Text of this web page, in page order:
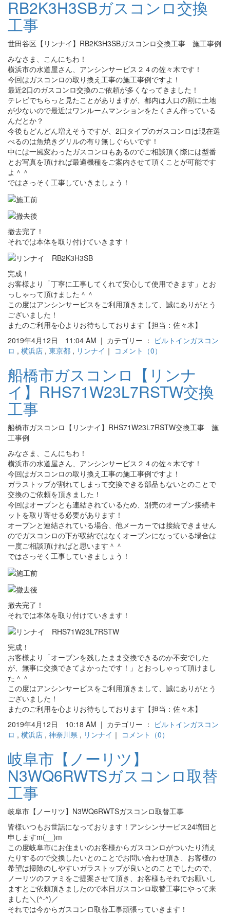
RB2K3H3SBガスコンロ交換
工事
世田谷区【リンナイ】RB2K3H3SBガスコンロ交換工事 施工事例
みなさま、こんにちわ！
横浜市の水道屋さん、アンシンサービス２４の佐々木です！
今回はガスコンロの取り換え工事の施工事例ですよ！
最近2口のガスコンロ交換のご依頼が多くなってきました！
テレビでちらっと見たことがありますが、都内は人口の割に土地
が少ないので最近はワンルームマンションをたくさん作っている
んだとか？
今後もどんどん増えそうですが、2口タイプのガスコンロは現在選
べるのは魚焼きグリルの有り無しぐらいです！
中には一風変わったガスコンロもあるのでご相談頂く際には型番
とお写真を頂ければ最適機種をご案内させて頂くことが可能です
よ＾＾
ではさっそく工事していきましょう！
撤去完了！
それでは本体を取り付けていきます！
完成！
お客様より「丁寧に工事してくれて安心して使用できます」とお
っしゃって頂けました＾＾
この度はアンシンサービスをご利用頂きまして、誠にありがとう
ございました！
またのご利用を心よりお待ちしております【担当：佐々木】
2019年4月12日 11:04 AM | カテゴリー ： ビルトインガスコン
ロ , 横浜店 , 東京都 , リンナイ ｜ コメント（0）
船橋市ガスコンロ【リンナ
イ】RHS71W23L7RSTW交換
工事
船橋市ガスコンロ【リンナイ】RHS71W23L7RSTW交換工事 施
工事例
みなさま、こんにちわ！
横浜市の水道屋さん、アンシンサービス２４の佐々木です！
今回はガスコンロの取り換え工事の施工事例ですよ！
ガラストップが割れてしまって交換できる部品もないとのことで
交換のご依頼を頂きました！
今回はオーブンとも連結されているため、別売のオーブン接続キ
ットを取り寄せる必要があります！
オーブンと連結されている場合、他メーカーでは接続できません
のでガスコンロの下が収納ではなくオーブンになっている場合は
一度ご相談頂ければと思います＾＾
ではさっそく工事していきましょう！
撤去完了！
それでは本体を取り付けていきます！
完成！
お客様より「オーブンを残したまま交換できるのか不安でした
が、無事に交換できてよかったです！」とおっしゃって頂けまし
た＾＾
この度はアンシンサービスをご利用頂きまして、誠にありがとう
ございました！
またのご利用を心よりお待ちしております【担当：佐々木】
2019年4月12日 10:18 AM | カテゴリー ： ビルトインガスコン
ロ , 横浜店 , 神奈川県 , リンナイ ｜ コメント（0）
岐阜市【ノーリツ】
N3WQ6RWTSガスコンロ取替
工事
岐阜市【ノーリツ】N3WQ6RWTSガスコンロ取替工事
皆様いつもお世話になっております！アンシンサービス24増田と
申しますm(__)m
この度岐阜市にお住まいのお客様からガスコンロがついたり消え
たりするので交換したいとのことでお問い合わせ頂き、お客様の
希望は掃除のしやすいガラストップが良いとのことでしたので、
ノーリツのファミをご提案させて頂き、お客様もそれでお願いし
ますとご依頼頂きましたので本日ガスコンロ取替工事にやって来
ました＼(^-^)／
それでは今からガスコンロ取替工事頑張っていきます！